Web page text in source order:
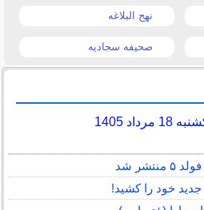
نهج البلاغه
صحیفه سجادیه
1405
شد
خود را کشید!